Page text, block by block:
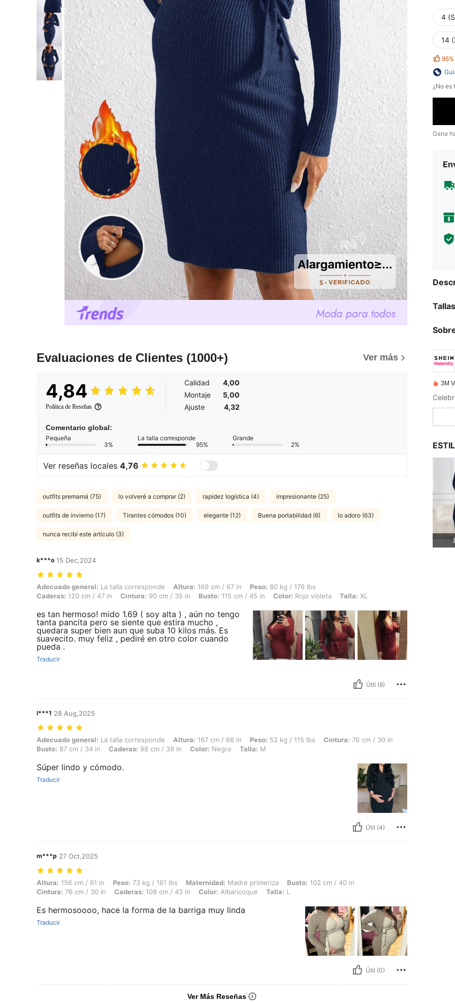
Evaluaciones de Clientes (1000+) Ver más
4,84
Política de Reseñas
Calidad
4,00
Montaje
5,00
Ajuste
4,32
Comentario global:
Pequeña
3%
La talla corresponde
95%
Grande
2%
Ver reseñas locales 4,76
outfits premamá (75) lo volveré a comprar (2) rapidez logística (4) impresionante (25)
outfits de invierno (17) Tirantes cómodos (10) elegante (12) Buena portabilidad (6) lo adoro (63)
nunca recibí este artículo (3)
k***o 15 Dec,2024
Adecuado general: La talla corresponde, Altura: 169 cm / 67 in, Peso: 80 kg / 176 lbs, Caderas: 120 cm / 47 in, Cintura: 90 cm / 35 in, Busto: 115 cm /
Adecuado general: La talla corresponde Altura: 169 cm / 67 in Peso: 80 kg / 176 lbs
Caderas: 120 cm / 47 in Cintura: 90 cm / 35 in Busto: 115 cm / 45 in Color: Rojo violeta Talla: XL
es tan hermoso! mido 1.69 ( soy alta ) , aún no tengo
tanta pancita pero se siente que estira mucho ,
quedara super bien aun que suba 10 kilos más. Es
suavecito. muy feliz , pediré en otro color cuando
pueda .
Traducir
Útil (8)
l***1 28 Aug,2025
Adecuado general: La talla corresponde, Altura: 167 cm / 66 in, Peso: 52 kg / 115 lbs, Cintura: 76 cm / 30 in, Busto: 87 cm / 34 in, Caderas: 98 cm / 39
Adecuado general: La talla corresponde Altura: 167 cm / 66 in Peso: 52 kg / 115 lbs Cintura: 76 cm / 30 in
Busto: 87 cm / 34 in Caderas: 98 cm / 39 in Color: Negro Talla: M
Súper lindo y cómodo.
Traducir
Útil (4)
m***p 27 Oct,2025
Altura: 156 cm / 61 in, Peso: 73 kg / 161 lbs, Maternidad: Madre primeriza, Busto: 102 cm / 40 in, Cintura: 76 cm / 30 in, Caderas: 108 cm / 43 in,
Altura: 156 cm / 61 in Peso: 73 kg / 161 lbs Maternidad: Madre primeriza Busto: 102 cm / 40 in
Cintura: 76 cm / 30 in Caderas: 108 cm / 43 in Color: Albaricoque Talla: L
Es hermosoooo, hace la forma de la barriga muy linda
Traducir
Útil (0)
Ver Más Reseñas
4
14
95%
¿No es
Gana
3M